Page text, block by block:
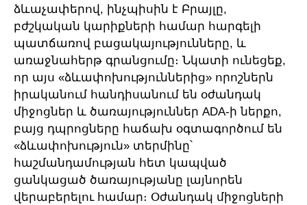
ձևաչափերով, ինչպիսին է Բրայլը,
բժշկական կարիքների համար հարգելի
պատճառով բացակայությունները, և
առաջնահերթ գրանցումը։ Նկատի ունեցեք,
որ այս «ձևափոխություններից» որոշներն
իրականում հանդիսանում են օժանդակ
միջոցներ և ծառայություններ ADA-ի ներքո,
բայց դպրոցները հաճախ օգտագործում են
«ձևափոխություն» տերմինը՝
հաշմանդամության հետ կապված
ցանկացած ծառայությանը լայնորեն
վերաբերելու համար։ Օժանդակ միջոցների